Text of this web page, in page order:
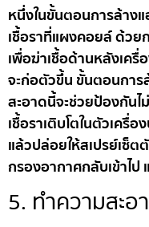
หนึ่งในขั้นตอนการล้าง
เชื้อราที่แผงคอยล์ ด้วย
เพื่อฆ่าเชื้อด้านหลังเค
จะก่อตัวขึ้น ขั้นตอนกา
สะอาดนี้จะช่วยป้องกัน
เชื้อราเติบโตในตัวเครื่
แล้วปล่อยให้สเปรย์เซ็
กรองอากาศกลับเข้าไป
5. ทำความสะ